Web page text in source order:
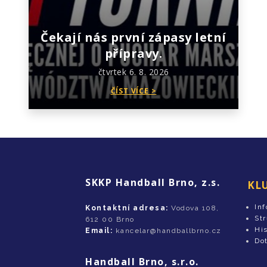
Čekají nás první zápasy letní
přípravy.
čtvrtek 6. 8. 2026
ČÍST VÍCE >
SKKP Handball Brno, z.s.
Kontaktní adresa: Vodova 108,
612 00 Brno
Email: kancelar@handballbrno.cz
Handball Brno, s.r.o.